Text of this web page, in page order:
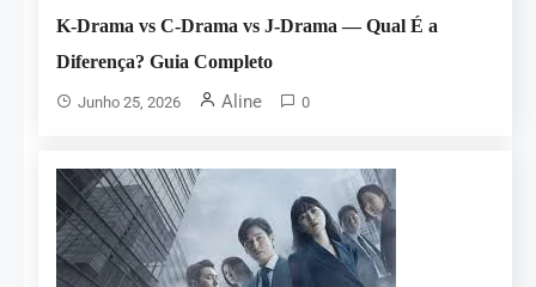
K-Drama vs C-Drama vs J-Drama — Qual É a
Diferença? Guia Completo
Junho 25, 2026 Aline 0